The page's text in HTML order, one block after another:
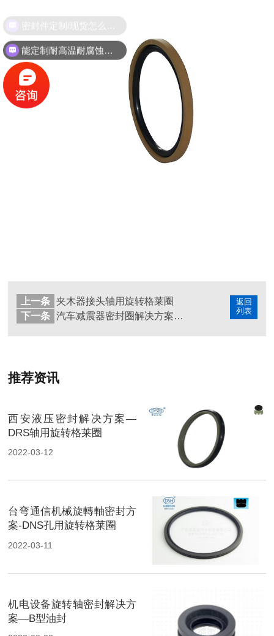
返回
列表
上一条
夹木器接头轴用旋转格莱圈
下一条
汽车减震器密封圈解决方案—东晟泛塞密封圈厂家
推荐资讯
西安液压密封解决方案—
DRS轴用旋转格莱圈
2022-03-12
台弯通信机械旋轉軸密封方
案-DNS孔用旋转格莱圈
2022-03-11
机电设备旋转轴密封解决方
案—B型油封